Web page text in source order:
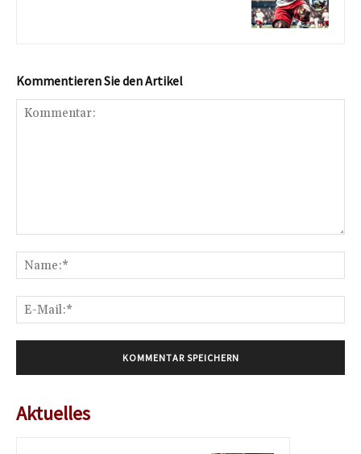
Kommentieren Sie den Artikel
Aktuelles